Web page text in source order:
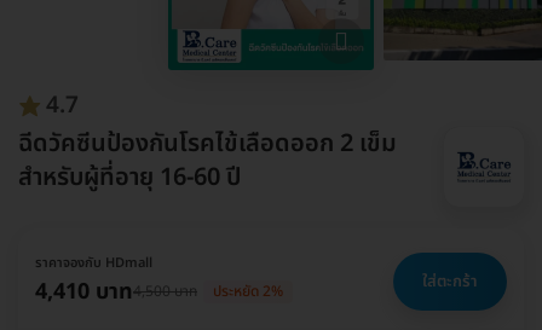
4.7
ฉีดวัคซีนป้องกันโรคไข้เลือดออก 2 เข็ม
สำหรับผู้ที่อายุ 16-60 ปี
ราคาจองกับ HDmall
4,410 บาท4,500 บาท ประหยัด 2% ใส่ตะกร้า